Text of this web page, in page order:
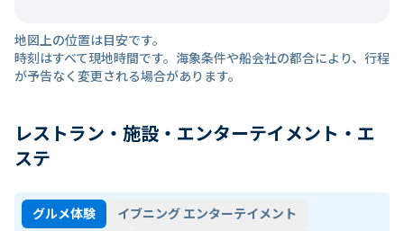
地図上の位置は目安です。
時刻はすべて現地時間です。海象条件や船会社の都合により、行程
が予告なく変更される場合があります。
レストラン・施設・エンターテイメント・エ
ステ
グルメ体験
イブニング エンターテイメント